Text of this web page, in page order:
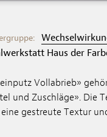
Haus der
Vollabrieb»
und Zuschläge». Die
gestreute Textur